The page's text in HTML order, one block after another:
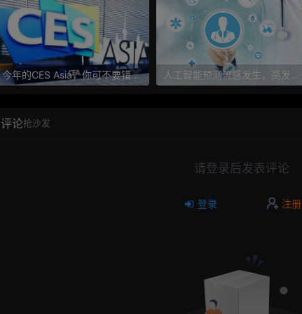
今年的CES Asia，你可不要错过这些自动驾驶看点
评论抢沙发
请登录后发表评论
登录 注册